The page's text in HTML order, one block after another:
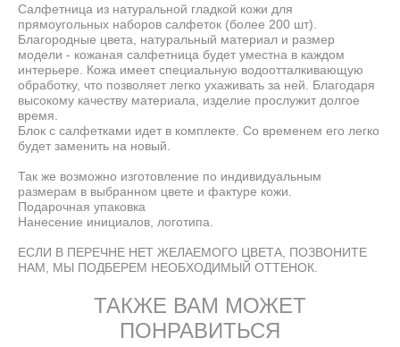
Салфетница из натуральной гладкой кожи для
прямоугольных наборов салфеток (более 200 шт).
Благородные цвета, натуральный материал и размер
модели - кожаная салфетница будет уместна в каждом
интерьере. Кожа имеет специальную водоотталкивающую
обработку, что позволяет легко ухаживать за ней. Благодаря
высокому качеству материала, изделие прослужит долгое
время.
Блок с салфетками идет в комплекте. Со временем его легко
будет заменить на новый.
Так же возможно изготовление по индивидуальным
размерам в выбранном цвете и фактуре кожи.
Подарочная упаковка
Нанесение инициалов, логотипа.
ЕСЛИ В ПЕРЕЧНЕ НЕТ ЖЕЛАЕМОГО ЦВЕТА, ПОЗВОНИТЕ
НАМ, МЫ ПОДБЕРЕМ НЕОБХОДИМЫЙ ОТТЕНОК.
ТАКЖЕ ВАМ МОЖЕТ
ПОНРАВИТЬСЯ